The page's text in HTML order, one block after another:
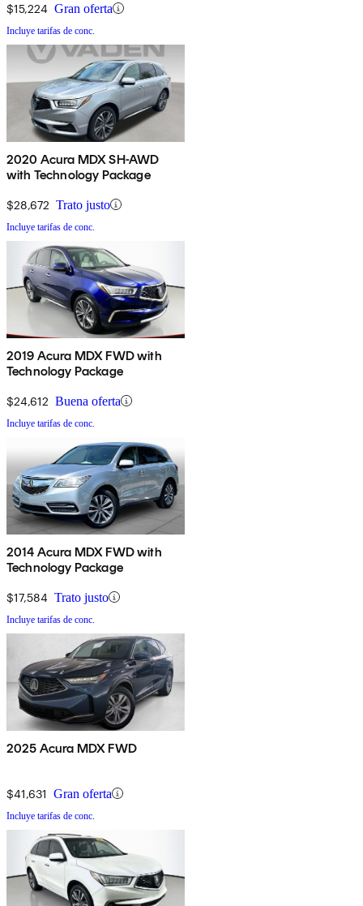
$15,224 Gran oferta
Incluye tarifas de conc.
2020 Acura MDX SH-AWD
with Technology Package
$28,672 Trato justo
Incluye tarifas de conc.
2019 Acura MDX FWD with
Technology Package
$24,612 Buena oferta
Incluye tarifas de conc.
2014 Acura MDX FWD with
Technology Package
$17,584 Trato justo
Incluye tarifas de conc.
2025 Acura MDX FWD
$41,631 Gran oferta
Incluye tarifas de conc.